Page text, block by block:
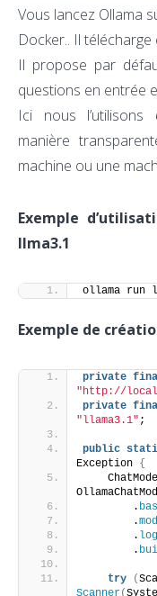
Vous lancez Ollama
Docker.. Il
Il propose par
questions en entrée
Ici nous
manière
machine ou une
Exemple
llma3.1
ollama run
Exemple de
private
"http://
private
"llama3.1" ;
public
Exception {
        .
        .
        .
        .
try (
Scanner(